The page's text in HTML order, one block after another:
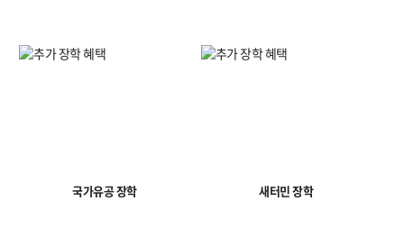
국가유공 장학 새터민 장학